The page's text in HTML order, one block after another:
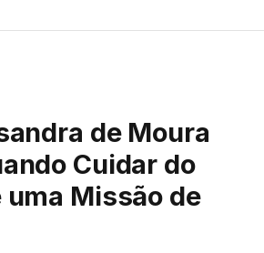
de Moura
Cuidar do
uma Missão de